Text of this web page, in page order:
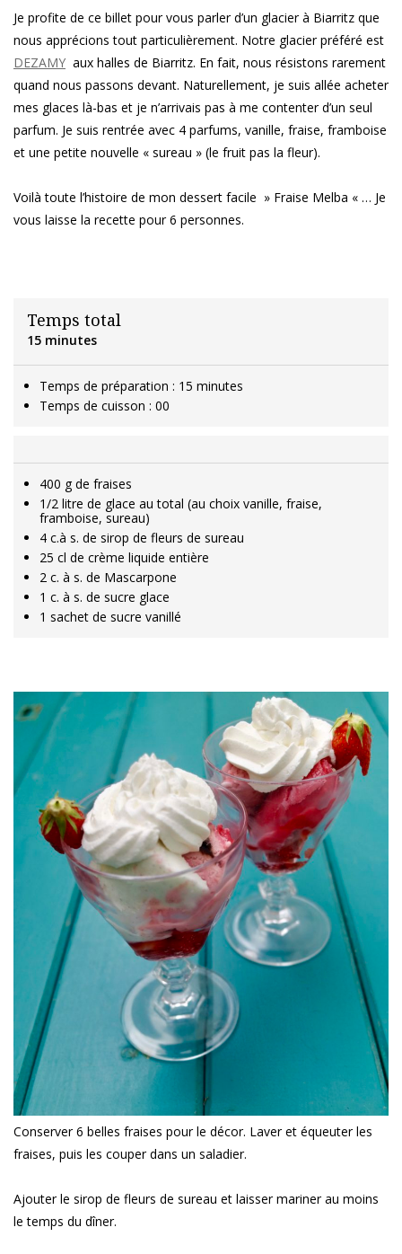
Je profite de ce billet pour vous parler d’un glacier à Biarritz que
nous apprécions tout particulièrement. Notre glacier préféré est
DEZAMY aux halles de Biarritz. En fait, nous résistons rarement
quand nous passons devant. Naturellement, je suis allée acheter
mes glaces là-bas et je n’arrivais pas à me contenter d’un seul
parfum. Je suis rentrée avec 4 parfums, vanille, fraise, framboise
et une petite nouvelle « sureau » (le fruit pas la fleur).
Voilà toute l’histoire de mon dessert facile » Fraise Melba « … Je
vous laisse la recette pour 6 personnes.
Temps total
15 minutes
Temps de préparation : 15 minutes
Temps de cuisson : 00
400 g de fraises
1/2 litre de glace au total (au choix vanille, fraise,
framboise, sureau)
4 c.à s. de sirop de fleurs de sureau
25 cl de crème liquide entière
2 c. à s. de Mascarpone
1 c. à s. de sucre glace
1 sachet de sucre vanillé
Conserver 6 belles fraises pour le décor. Laver et équeuter les
fraises, puis les couper dans un saladier.
Ajouter le sirop de fleurs de sureau et laisser mariner au moins
le temps du dîner.